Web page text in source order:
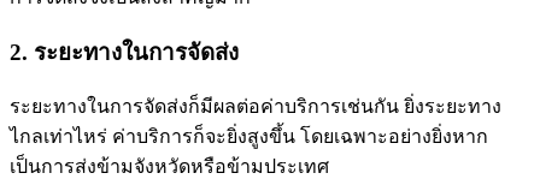
2. ระยะทางในการจัดส่ง
ระยะทางในการจัดส่งก็มีผลต่อค่าบริการเช่นกัน ยิ่งระยะทาง
ไกลเท่าไหร่ ค่าบริการก็จะยิ่งสูงขึ้น โดยเฉพาะอย่างยิ่งหาก
เป็นการส่งข้ามจังหวัดหรือข้ามประเทศ